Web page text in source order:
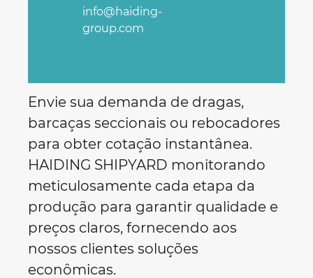
info@haiding-
group.com
Envie sua demanda de dragas,
barcaças seccionais ou rebocadores
para obter cotação instantânea.
HAIDING SHIPYARD monitorando
meticulosamente cada etapa da
produção para garantir qualidade e
preços claros, fornecendo aos
nossos clientes soluções
econômicas.